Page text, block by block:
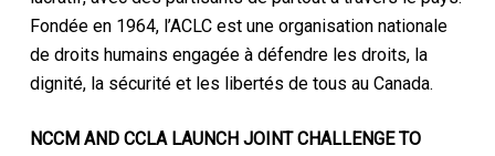
Fondée en 1964, l’ACLC est une organisation nationale
de droits humains engagée à défendre les droits, la
dignité, la sécurité et les libertés de tous au Canada.
NCCM AND CCLA LAUNCH JOINT CHALLENGE TO